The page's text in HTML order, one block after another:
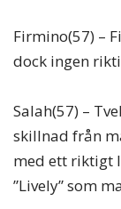
Firmino(57) –
dock ingen
Salah(57) –
skillnad från
med ett riktigt
”Lively” som